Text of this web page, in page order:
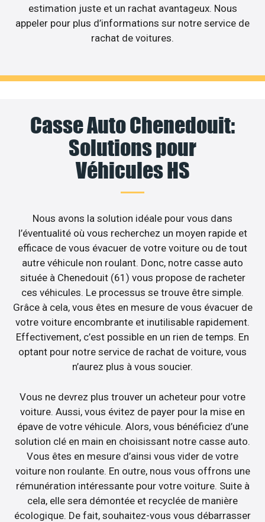
estimation juste et un rachat avantageux. Nous
appeler pour plus d’informations sur notre service de
rachat de voitures.
Casse Auto Chenedouit:
Solutions pour
Véhicules HS
Nous avons la solution idéale pour vous dans
l’éventualité où vous recherchez un moyen rapide et
efficace de vous évacuer de votre voiture ou de tout
autre véhicule non roulant. Donc, notre casse auto
située à Chenedouit (61) vous propose de racheter
ces véhicules. Le processus se trouve être simple.
Grâce à cela, vous êtes en mesure de vous évacuer de
votre voiture encombrante et inutilisable rapidement.
Effectivement, c’est possible en un rien de temps. En
optant pour notre service de rachat de voiture, vous
n’aurez plus à vous soucier.
Vous ne devrez plus trouver un acheteur pour votre
voiture. Aussi, vous évitez de payer pour la mise en
épave de votre véhicule. Alors, vous bénéficiez d’une
solution clé en main en choisissant notre casse auto.
Vous êtes en mesure d’ainsi vous vider de votre
voiture non roulante. En outre, nous vous offrons une
rémunération intéressante pour votre voiture. Suite à
cela, elle sera démontée et recyclée de manière
écologique. De fait, souhaitez-vous vous débarrasser